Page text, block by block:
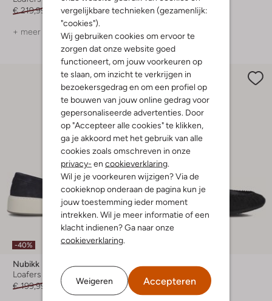
vergelijkbare technieken (gezamenlijk:
"cookies").
Wij gebruiken cookies om ervoor te
zorgen dat onze website goed
functioneert, om jouw voorkeuren op
te slaan, om inzicht te verkrijgen in
bezoekersgedrag en om een profiel op
te bouwen van jouw online gedrag voor
gepersonaliseerde advertenties. Door
op "Accepteer alle cookies" te klikken,
ga je akkoord met het gebruik van alle
cookies zoals omschreven in onze
privacy- en cookieverklaring.
Wil je je voorkeuren wijzigen? Via de
cookieknop onderaan de pagina kun je
jouw toestemming ieder moment
intrekken. Wil je meer informatie of een
klacht indienen? Ga naar onze
cookieverklaring.
Weigeren Accepteren
€ 219,99
€ 153,99
+ meer kleuren
€ 199,99 € 99,99
+ meer kleuren
-40%
Nubikk
Loafers
€ 199,99
€ 119,99
Nubikk
€ 229,99